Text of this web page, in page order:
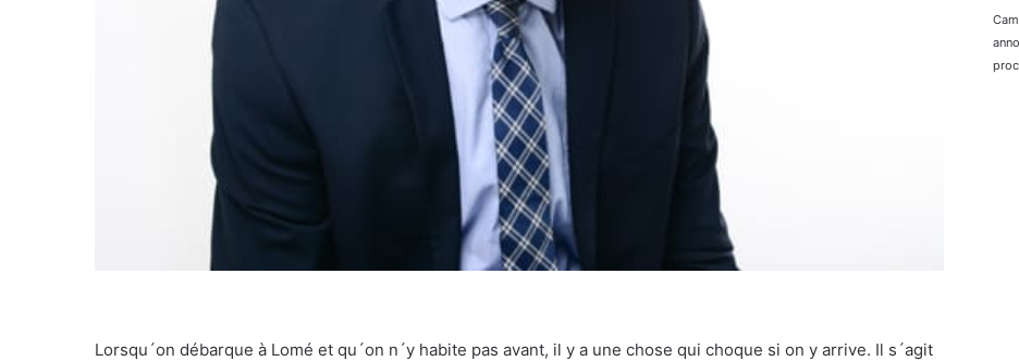
Lorsqu´on débarque à Lomé et qu´on n´y habite pas avant, il y a une chose qui choque si on y arrive. Il s´agit